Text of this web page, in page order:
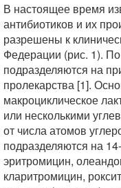
В настоящее время
антибиотиков и их
разрешены к
Федерации (рис. 1).
подразделяются на
пролекарства [1].
макроциклическое
или несколькими
от числа атомов
подразделяются на
эритромицин,
кларитромицин,